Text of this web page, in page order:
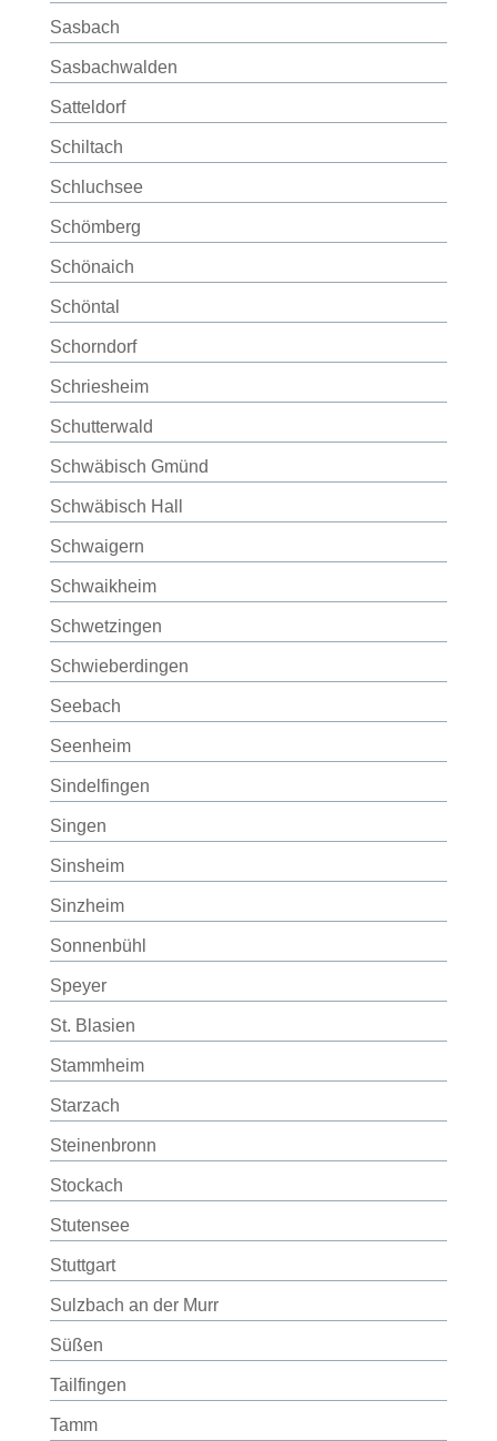
Sasbach
Sasbachwalden
Satteldorf
Schiltach
Schluchsee
Schömberg
Schönaich
Schöntal
Schorndorf
Schriesheim
Schutterwald
Schwäbisch Gmünd
Schwäbisch Hall
Schwaigern
Schwaikheim
Schwetzingen
Schwieberdingen
Seebach
Seenheim
Sindelfingen
Singen
Sinsheim
Sinzheim
Sonnenbühl
Speyer
St. Blasien
Stammheim
Starzach
Steinenbronn
Stockach
Stutensee
Stuttgart
Sulzbach an der Murr
Süßen
Tailfingen
Tamm